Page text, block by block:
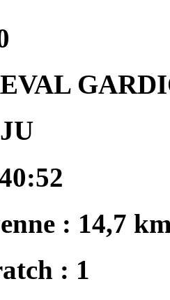
JU
: 14,7
: 1